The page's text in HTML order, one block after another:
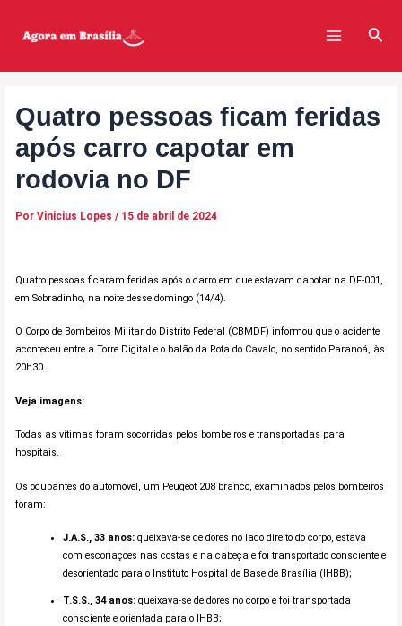
Menu
Quatro pessoas ficam feridas
após carro capotar em
rodovia no DF
Por Vinicius Lopes / 15 de abril de 2024
Quatro pessoas ficaram feridas após o carro em que estavam capotar na DF-001,
em Sobradinho, na noite desse domingo (14/4).
O Corpo de Bombeiros Militar do Distrito Federal (CBMDF) informou que o acidente
aconteceu entre a Torre Digital e o balão da Rota do Cavalo, no sentido Paranoá, às
20h30.
Veja imagens:
Todas as vítimas foram socorridas pelos bombeiros e transportadas para
hospitais.
Os ocupantes do automóvel, um Peugeot 208 branco, examinados pelos bombeiros
foram:
J.A.S., 33 anos:queixava-se de dores no lado direito do corpo, estava
com escoriações nas costas e na cabeça e foi transportado consciente e
desorientado para o Instituto Hospital de Base de Brasília (IHBB);
T.S.S., 34 anos:queixava-se de dores no corpo e foi transportada
consciente e orientada para o IHBB;